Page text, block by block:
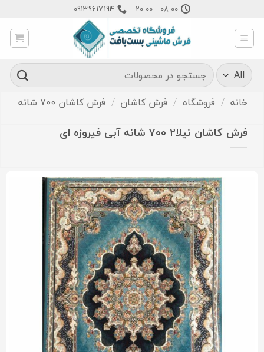
content
08:00 - 20:00
09139617194
جستجو
برای:
خانه / فروشگاه / فرش کاشان / فرش کاشان 700 شانه
فرش کاشان نیلا۲ ۷۰۰ شانه آبی فیروزه ای